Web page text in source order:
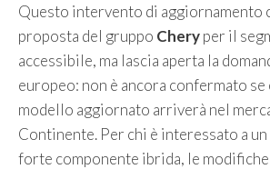
Questo intervento di aggiornamento
proposta del gruppo Cheryper il
accessibile, ma lascia aperta la
europeo: non è ancora confermato se
modello aggiornato arriverà nel
Continente. Per chi è interessato a un
forte componente ibrida, le modifiche